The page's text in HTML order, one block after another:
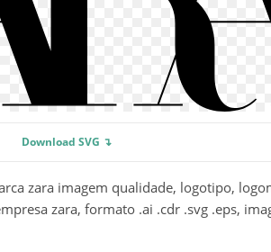
Download SVG ↴
zara imagem qualidade, logotipo,
zara, formato .ai .cdr .svg .eps,